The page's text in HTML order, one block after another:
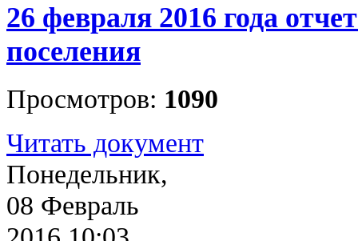
26 февраля 2016 года
поселения
Просмотров: 1090
Читать документ
Понедельник,
08 Февраль